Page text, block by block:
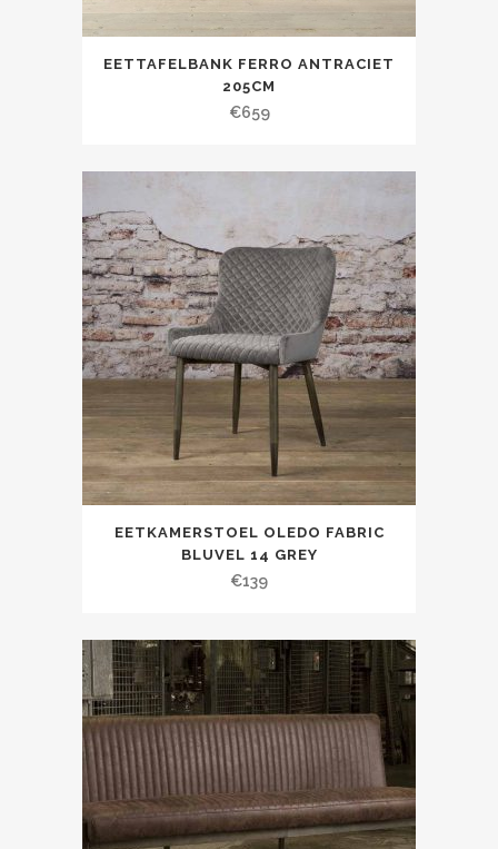
EETTAFELBANK FERRO ANTRACIET
205CM
€659
EETKAMERSTOEL OLEDO FABRIC
BLUVEL 14 GREY
€139